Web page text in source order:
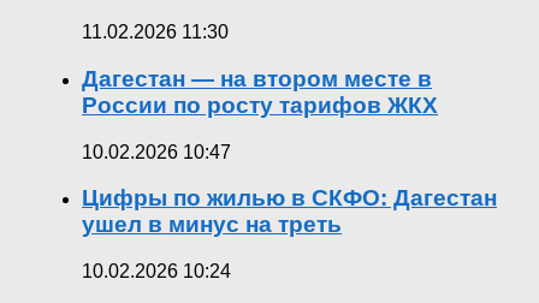
11.02.2026 11:30
Дагестан — на втором месте в
России по росту тарифов ЖКХ
10.02.2026 10:47
Цифры по жилью в СКФО: Дагестан
ушел в минус на треть
10.02.2026 10:24